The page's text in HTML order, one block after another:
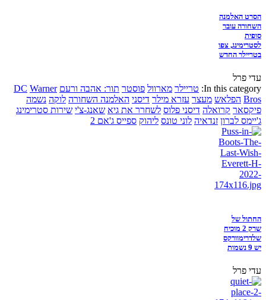
הסרט האלמנה
השחורה עובר
סופית
לסטרימינג, צפו
בטריילר החדש
עדי פרל
In this category: טריילר מארוול פוסטר תור: אהבה ורעם DC Warner
Bros הפלאש מעצר עזרא מילר דיסני האלמנה השחורה לוקה נשמה
פיקסאר קרואלה דיסני פלוס לשחרר את גיא שאנג-צ'י שירות סטרימינג
ג'יימס לברון זנדאיה לוני טונס ליהוק ספייס ג'אם 2
החתול של
שרק 2 מוכיח
שלדרימוורקס
יש 9 נשמות
עדי פרל